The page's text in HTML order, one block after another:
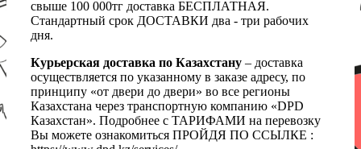
свыше 100 000тг доставка БЕСПЛАТНАЯ.
Стандартный срок ДОСТАВКИ два - три рабочих
дня.
Курьерская доставка по Казахстану – доставка
осуществляется по указанному в заказе адресу, по
принципу «от двери до двери» во все регионы
Казахстана через транспортную компанию «DPD
Казахстан». Подробнее с ТАРИФАМИ на перевозку
Вы можете ознакомиться ПРОЙДЯ ПО ССЫЛКЕ :